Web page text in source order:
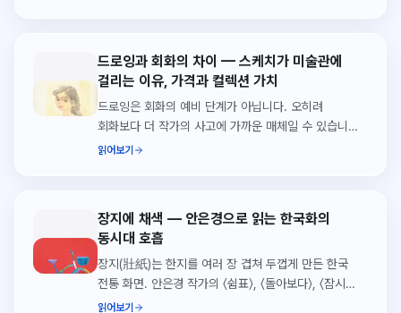
드로잉과 회화의 차이 — 스케치가 미술관에
걸리는 이유, 가격과 컬렉션 가치
드로잉은 회화의 예비 단계가 아닙니다. 오히려
회화보다 더 작가의 사고에 가까운 매체일 수 있습니다.
드로잉을 독립된 예술로 보는 관점.
읽어보기
장지에 채색 — 안은경으로 읽는 한국화의
동시대 호흡
장지(壯紙)는 한지를 여러 장 겹쳐 두껍게 만든 한국
전통 화면. 안은경 작가의 〈쉼표〉, 〈돌아보다〉, 〈잠시
머무는 순간〉을 통해 장지의 흡수·두께·정서적 효과를
읽어보기